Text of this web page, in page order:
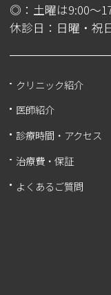
◎：土曜は9:00～
休診日：日曜・祝
クリニック紹介
医師紹介
診療時間・アクセス
治療費・保証
よくあるご質問